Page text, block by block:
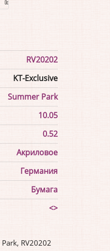
RV20202
KT-Exclusive
Summer Park
10.05
0.52
Акриловое
Германия
Бумага
<>
Park, RV20202